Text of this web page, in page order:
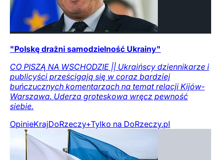
"Polskę drażni samodzielność Ukrainy"
CO PISZĄ NA WSCHODZIE || Ukraińscy dziennikarze i
publicyści prześcigają się w coraz bardziej
buńczucznych komentarzach na temat relacji Kijów-
Warszawa. Uderza groteskowa wręcz pewność
siebie.
OpinieKrajDoRzeczy+Tylko na DoRzeczy.pl